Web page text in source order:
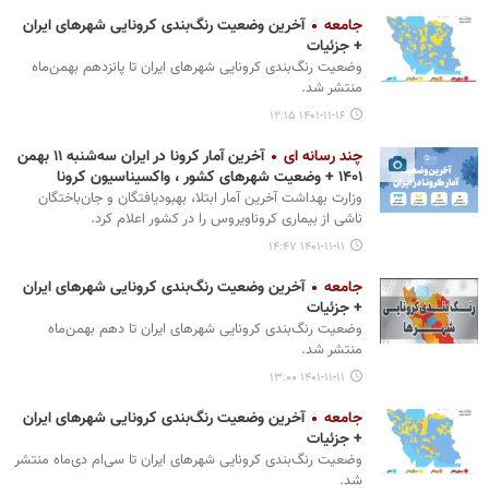
جامعه
آخرین وضعیت رنگ‌بندی کرونایی شهرهای ایران
+ جزئیات
وضعیت رنگ‌بندی کرونایی شهرهای ایران تا پانزدهم بهمن‌ماه
منتشر شد.
۱۴۰۱-۱۱-۱۶ ۱۲:۱۵
چند رسانه ای
آخرین آمار کرونا در ایران سه‌شنبه ۱۱ بهمن
۱۴۰۱ + وضعیت شهرهای کشور ، واکسیناسیون کرونا
وزارت بهداشت آخرین آمار ابتلا، بهبودیافتگان و جان‌باختگان
ناشی از بیماری کروناویروس را در کشور اعلام کرد.
۱۴۰۱-۱۱-۱۱ ۱۴:۴۷
جامعه
آخرین وضعیت رنگ‌بندی کرونایی شهرهای ایران
+ جزئیات
وضعیت رنگ‌بندی کرونایی شهرهای ایران تا دهم بهمن‌ماه
منتشر شد.
۱۴۰۱-۱۱-۱۱ ۱۳:۰۰
جامعه
آخرین وضعیت رنگ‌بندی کرونایی شهرهای ایران
+ جزئیات
وضعیت رنگ‌بندی کرونایی شهرهای ایران تا سی‌ام دی‌ماه منتشر
شد.